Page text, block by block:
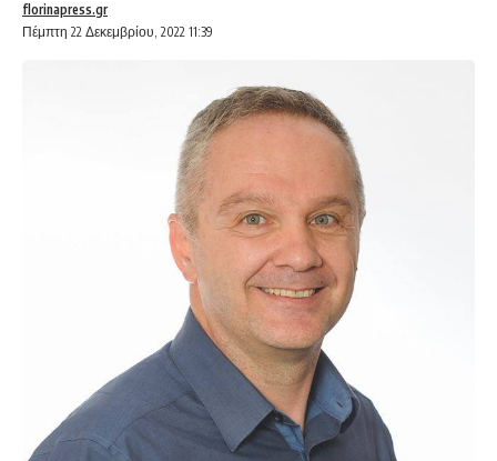
Πέμπτη 22 Δεκεμβρίου, 2022 11:39
florinapress.gr